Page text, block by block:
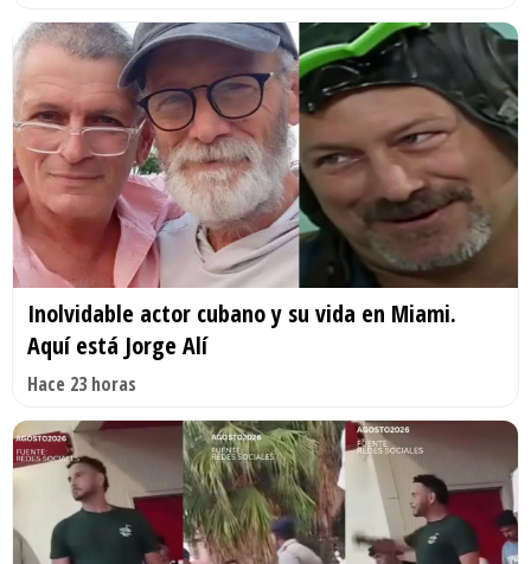
Inolvidable actor cubano y su vida en Miami.
Aquí está Jorge Alí
Hace 23 horas